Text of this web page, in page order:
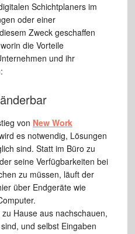
Schichtplaners im
oder einer
Zweck geschaffen
die Vorteile
und ihr
von New Work
es notwendig, Lösungen
sind. Statt im Büro zu
seine Verfügbarkeiten bei
zu müssen, läuft der
über Endgeräte wie
Hause aus nachschauen,
und selbst Eingaben